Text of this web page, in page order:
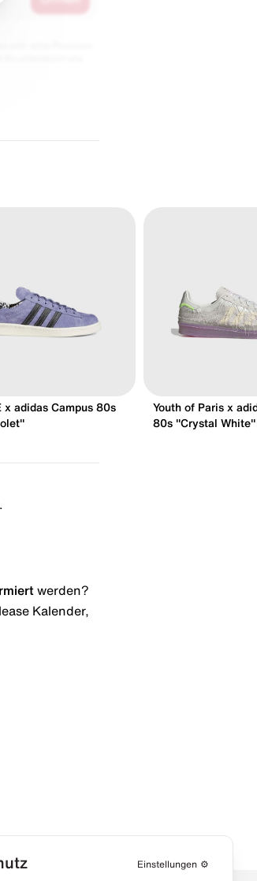
x adidas Campus 80s
Youth of Paris x
80s "Crystal White"
werden?
Kalender,
Einstellungen ⚙️